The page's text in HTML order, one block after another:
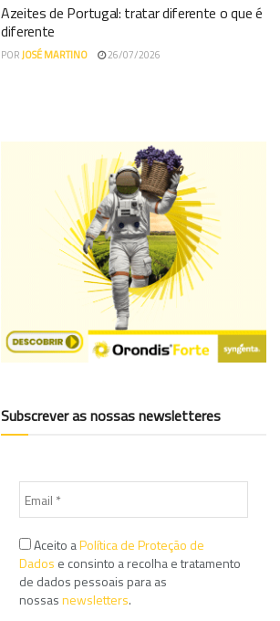
Azeites de Portugal: tratar diferente o que é
diferente
PORJOSÉ MARTINO 26/07/2026
Subscrever as nossas newsletteres
Aceito aPolítica de Proteção de
Dados e consinto a recolha e tratamento
de dados pessoais para as
nossasnewsletters.